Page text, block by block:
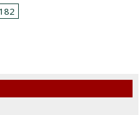
182